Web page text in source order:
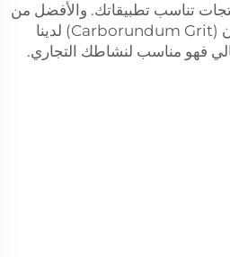
تناسب تطبيقاتك. والأفضل من
ذلك؟ يتوفر كربيد السيليكون (Carborundum Grit) لدينا
فهو مناسب لنشاطك التجاري.